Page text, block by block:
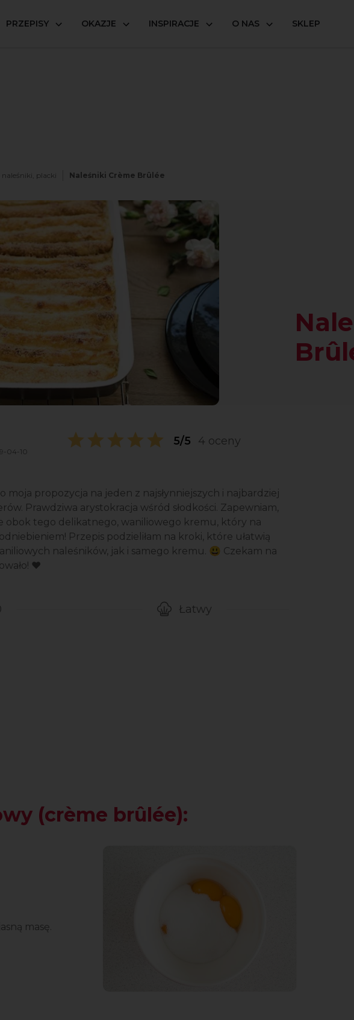
PRZEPISY OKAZJE INSPIRACJE O NAS SKLEP
naleśniki, placki Naleśniki Crème Brûlée
04-10
5/5 4 oceny
moja propozycja na jeden z najsłynniejszych i najbardziej
Prawdziwa arystokracja wśród słodkości. Zapewniam,
obok tego delikatnego, waniliowego kremu, który na
Przepis podzieliłam na kroki, które ułatwią
naleśników, jak i samego kremu. 😃 Czekam na
❤️
Łatwy
(crème brûlée):
masę.